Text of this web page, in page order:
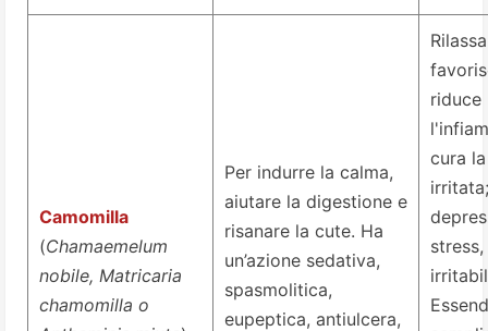
Camomilla
(Chamaemelum
nobile, Matricaria
chamomilla o
Per indurre la calma,
aiutare la digestione e
risanare la cute. Ha
un’azione sedativa,
spasmolitica,
eupeptica, antiulcera,
riduce
cura